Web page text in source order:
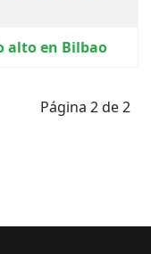
alto en Bilbao
Página 2 de 2